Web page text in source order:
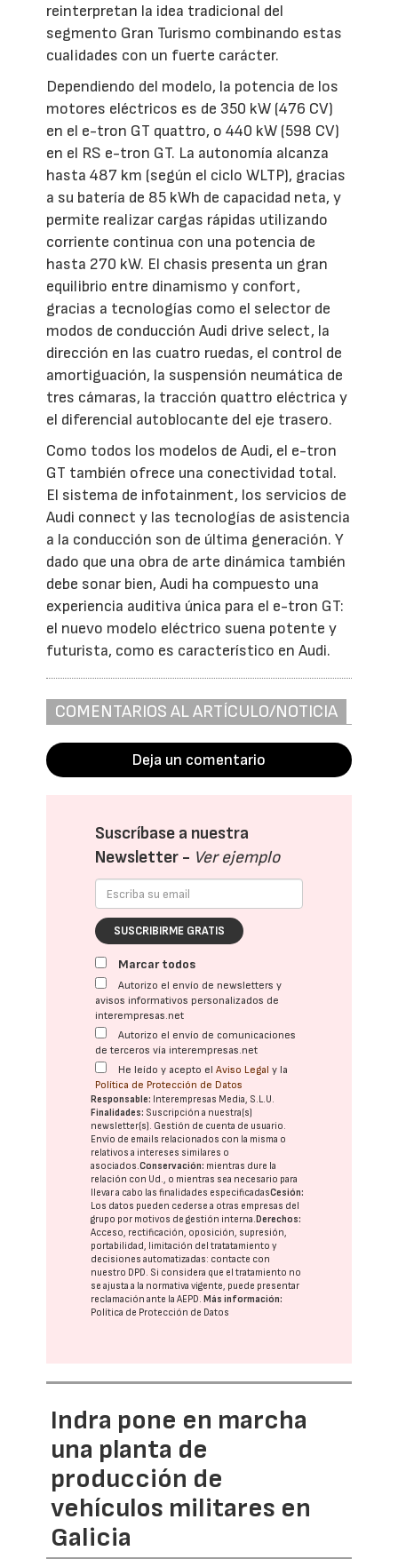
reinterpretan la idea tradicional del
segmento Gran Turismo combinando estas
cualidades con un fuerte carácter.
Dependiendo del modelo, la potencia de los
motores eléctricos es de 350 kW (476 CV)
en el e-tron GT quattro, o 440 kW (598 CV)
en el RS e-tron GT. La autonomía alcanza
hasta 487 km (según el ciclo WLTP), gracias
a su batería de 85 kWh de capacidad neta, y
permite realizar cargas rápidas utilizando
corriente continua con una potencia de
hasta 270 kW. El chasis presenta un gran
equilibrio entre dinamismo y confort,
gracias a tecnologías como el selector de
modos de conducción Audi drive select, la
dirección en las cuatro ruedas, el control de
amortiguación, la suspensión neumática de
tres cámaras, la tracción quattro eléctrica y
el diferencial autoblocante del eje trasero.
Como todos los modelos de Audi, el e-tron
GT también ofrece una conectividad total.
El sistema de infotainment, los servicios de
Audi connect y las tecnologías de asistencia
a la conducción son de última generación. Y
dado que una obra de arte dinámica también
debe sonar bien, Audi ha compuesto una
experiencia auditiva única para el e-tron GT:
el nuevo modelo eléctrico suena potente y
futurista, como es característico en Audi.
COMENTARIOS AL ARTÍCULO/NOTICIA
Deja un comentario
Suscríbase a nuestra
Newsletter - Ver ejemplo
SUSCRIBIRME GRATIS
Marcar todos
Autorizo el envío de newsletters y
avisos informativos personalizados de
interempresas.net
Autorizo el envío de comunicaciones
de terceros vía interempresas.net
He leído y acepto elAviso Legal y la
Política de Protección de Datos
Responsable: Interempresas Media, S.L.U.
Finalidades: Suscripción a nuestra(s)
newsletter(s). Gestión de cuenta de usuario.
Envío de emails relacionados con la misma o
relativos a intereses similares o
asociados.Conservación: mientras dure la
relación con Ud., o mientras sea necesario para
llevar a cabo las finalidades especificadasCesión:
Los datos pueden cederse a otras empresas del
grupo por motivos de gestión interna. Derechos:
Acceso, rectificación, oposición, supresión,
portabilidad, limitación del tratatamiento y
decisiones automatizadas: contacte con
nuestro DPD. Si considera que el tratamiento no
se ajusta a la normativa vigente, puede presentar
reclamación ante laAEPD. Más información:
Política de Protección de Datos
Indra pone en marcha
una planta de
producción de
vehículos militares en
Galicia